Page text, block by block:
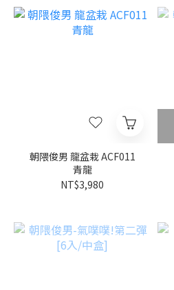
朝隈俊男 龍盆栽 ACF011
青龍
NT$3,980